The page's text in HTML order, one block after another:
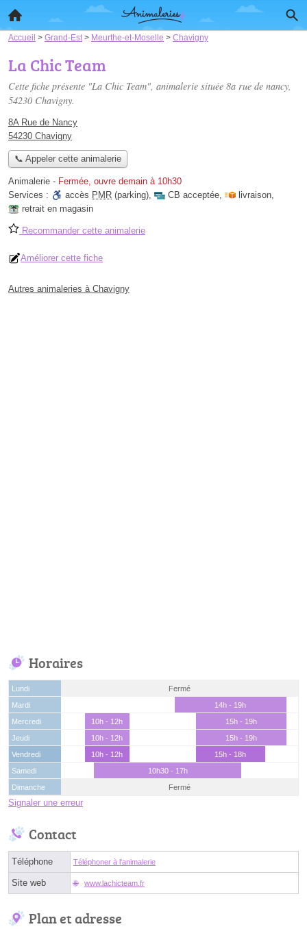
Accueil > Grand-Est > Meurthe-et-Moselle > Chavigny
La Chic Team
Cette fiche présente "La Chic Team", animalerie située 8a rue de nancy,
54230 Chavigny.
8A Rue de Nancy
54230 Chavigny
📞 Appeler cette animalerie
Animalerie - Fermée, ouvre demain à 10h30
Services :
accès PMR (parking), CB acceptée, livraison,
retrait en magasin
Recommander cette animalerie
Améliorer cette fiche
Autres animaleries à Chavigny
Horaires
Lundi
Fermé
Mardi
14h - 19h
Mercredi
10h - 12h
15h - 19h
Jeudi
10h - 12h
15h - 19h
Vendredi
10h - 12h
15h - 18h
Samedi
10h30 - 17h
Dimanche
Fermé
Signaler une erreur
Contact
Téléphone Téléphoner à l'animalerie
Site web www.lachicteam.fr
Plan et adresse